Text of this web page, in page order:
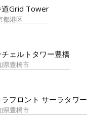
道Grid Tower
都港区
チェルトタワー豊橋
県豊橋市
ラフロント サーラタワー
県豊橋市